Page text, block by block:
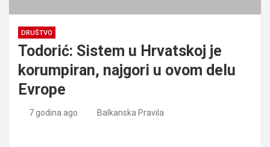
DRUŠTVO
Todorić: Sistem u Hrvatskoj je
korumpiran, najgori u ovom delu
Evrope
7 godina ago Balkanska Pravila